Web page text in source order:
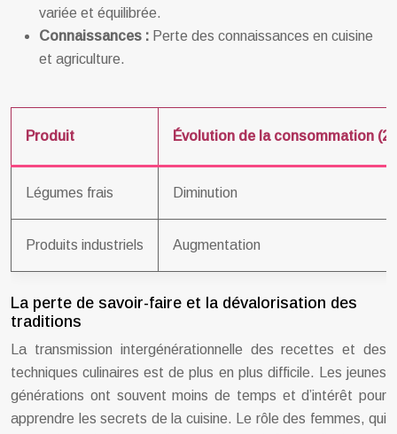
variée et équilibrée.
Connaissances : Perte des connaissances en cuisine
et agriculture.
Produit Évolution de la consommation
Légumes frais Diminution
Produits industriels Augmentation
La perte de savoir-faire et la dévalorisation des
traditions
La transmission intergénérationnelle des recettes et des
techniques culinaires est de plus en plus difficile. Les jeunes
générations ont souvent moins de temps et d’intérêt pour
apprendre les secrets de la cuisine. Le rôle des femmes, qui